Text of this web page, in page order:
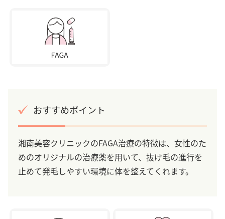
おすすめポイント
湘南美容クリニックのFAGA治療の特徴は、女性のた
めのオリジナルの治療薬を用いて、抜け毛の進行を
止めて発毛しやすい環境に体を整えてくれます。